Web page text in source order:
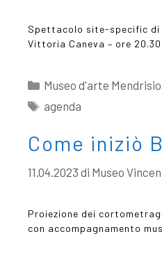
Spettacolo site-specific di
Vittoria Caneva – ore 20.30
Museo d'arte Mendrisio
agenda
Come iniziò
11.04.2023 di Museo
Proiezione dei
con accompagnamento